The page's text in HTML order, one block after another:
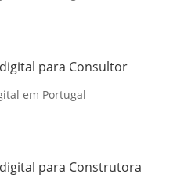
para Consultor
em Portugal
para Construtora